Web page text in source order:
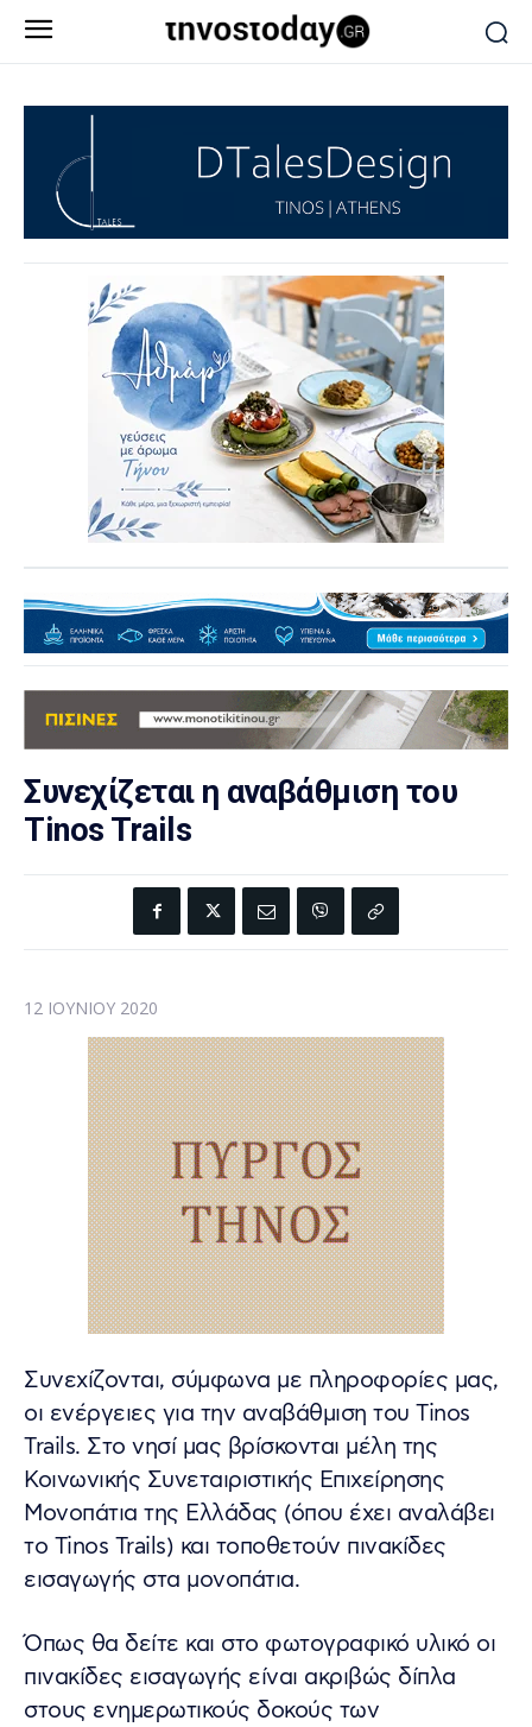
Συνεχίζεται η αναβάθμιση του
Tinos Trails
12 ΙΟΥΝΊΟΥ 2020
Συνεχίζονται, σύμφωνα με πληροφορίες μας,
οι ενέργειες για την αναβάθμιση του Tinos
Trails. Στο νησί μας βρίσκονται μέλη της
Κοινωνικής Συνεταιριστικής Επιχείρησης
Μονοπάτια της Ελλάδας (όπου έχει αναλάβει
το Tinos Trails) και τοποθετούν πινακίδες
εισαγωγής στα μονοπάτια.
Όπως θα δείτε και στο φωτογραφικό υλικό οι
πινακίδες εισαγωγής είναι ακριβώς δίπλα
στους ενημερωτικούς δοκούς των